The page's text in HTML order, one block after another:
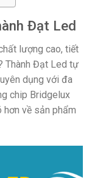
Đạt Led
lượng cao, tiết
Thành Đạt Led tự
dụng với đa
chip Bridgelux
hơn về sản phẩm